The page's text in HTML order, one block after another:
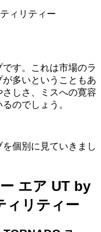
ィリティー
す。これは市場のラ
多いということもあ
しさ、ミスへの寛容
のでしょう。
個別に見ていきまし
エア UT by
ィリティー